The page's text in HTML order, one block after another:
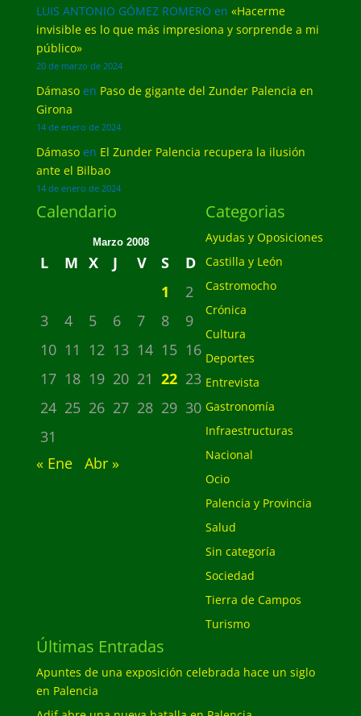
LUIS ANTONIO GÓMEZ ROMERO en «Hacerme
invisible es lo que más impresiona y sorprende a mi
público»
20 de marzo de 2024
Dámasoen Paso de gigante del Zunder Palencia en
Girona
14 de enero de 2024
Dámasoen El Zunder Palencia recupera la ilusión
ante el Bilbao
14 de enero de 2024
Calendario
Marzo 2008
L M X J V S
D
1
2
3
4 5 6 7 8
9
10 11 12 13 14 15 16
17 18 19 20 21 22 23
24 25 26 27 28 29 30
31
« Ene
Abr »
Categorias
Ayudas y Oposiciones
Castilla y León
Castromocho
Crónica
Cultura
Deportes
Entrevista
Gastronomía
Infraestructuras
Nacional
Ocio
Palencia y Provincia
Salud
Sin categoría
Sociedad
Tierra de Campos
Turismo
Últimas Entradas
Apuntes de una exposición celebrada hace un siglo
en Palencia